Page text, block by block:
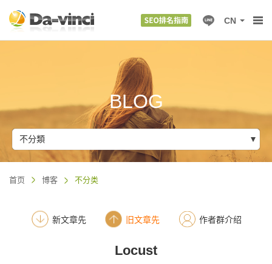
CN
BLOG
不分類
首页 博客 不分类
新文章先 旧文章先 作者群介绍
Locust